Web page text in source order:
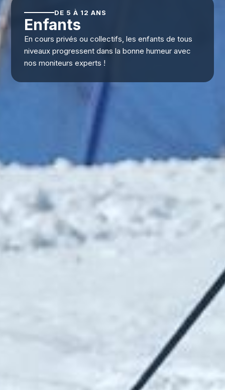
DE 5 À 12 ANS
Enfants
En cours privés ou collectifs, les enfants de tous
niveaux progressent dans la bonne humeur avec
nos moniteurs experts !